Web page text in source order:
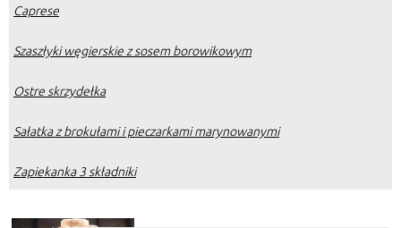
Caprese
Szaszłyki węgierskie z sosem borowikowym
Ostre skrzydełka
Sałatka z brokułami i pieczarkami marynowanymi
Zapiekanka 3 składniki